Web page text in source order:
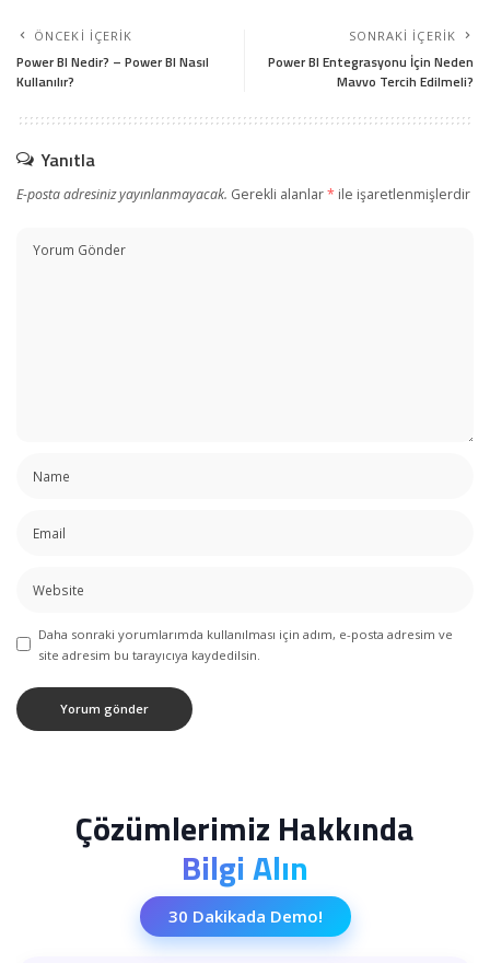
ÖNCEKI İÇERIK
Power BI Nedir? – Power BI Nasıl
Kullanılır?
SONRAKI İÇERIK
Power BI Entegrasyonu İçin Neden
Mavvo Tercih Edilmeli?
Yanıtla
E-posta adresiniz yayınlanmayacak. Gerekli alanlar* ile işaretlenmişlerdir
Daha sonraki yorumlarımda kullanılması için adım, e-posta adresim ve
site adresim bu tarayıcıya kaydedilsin.
Çözümlerimiz Hakkında
Bilgi Alın
30 Dakikada Demo!